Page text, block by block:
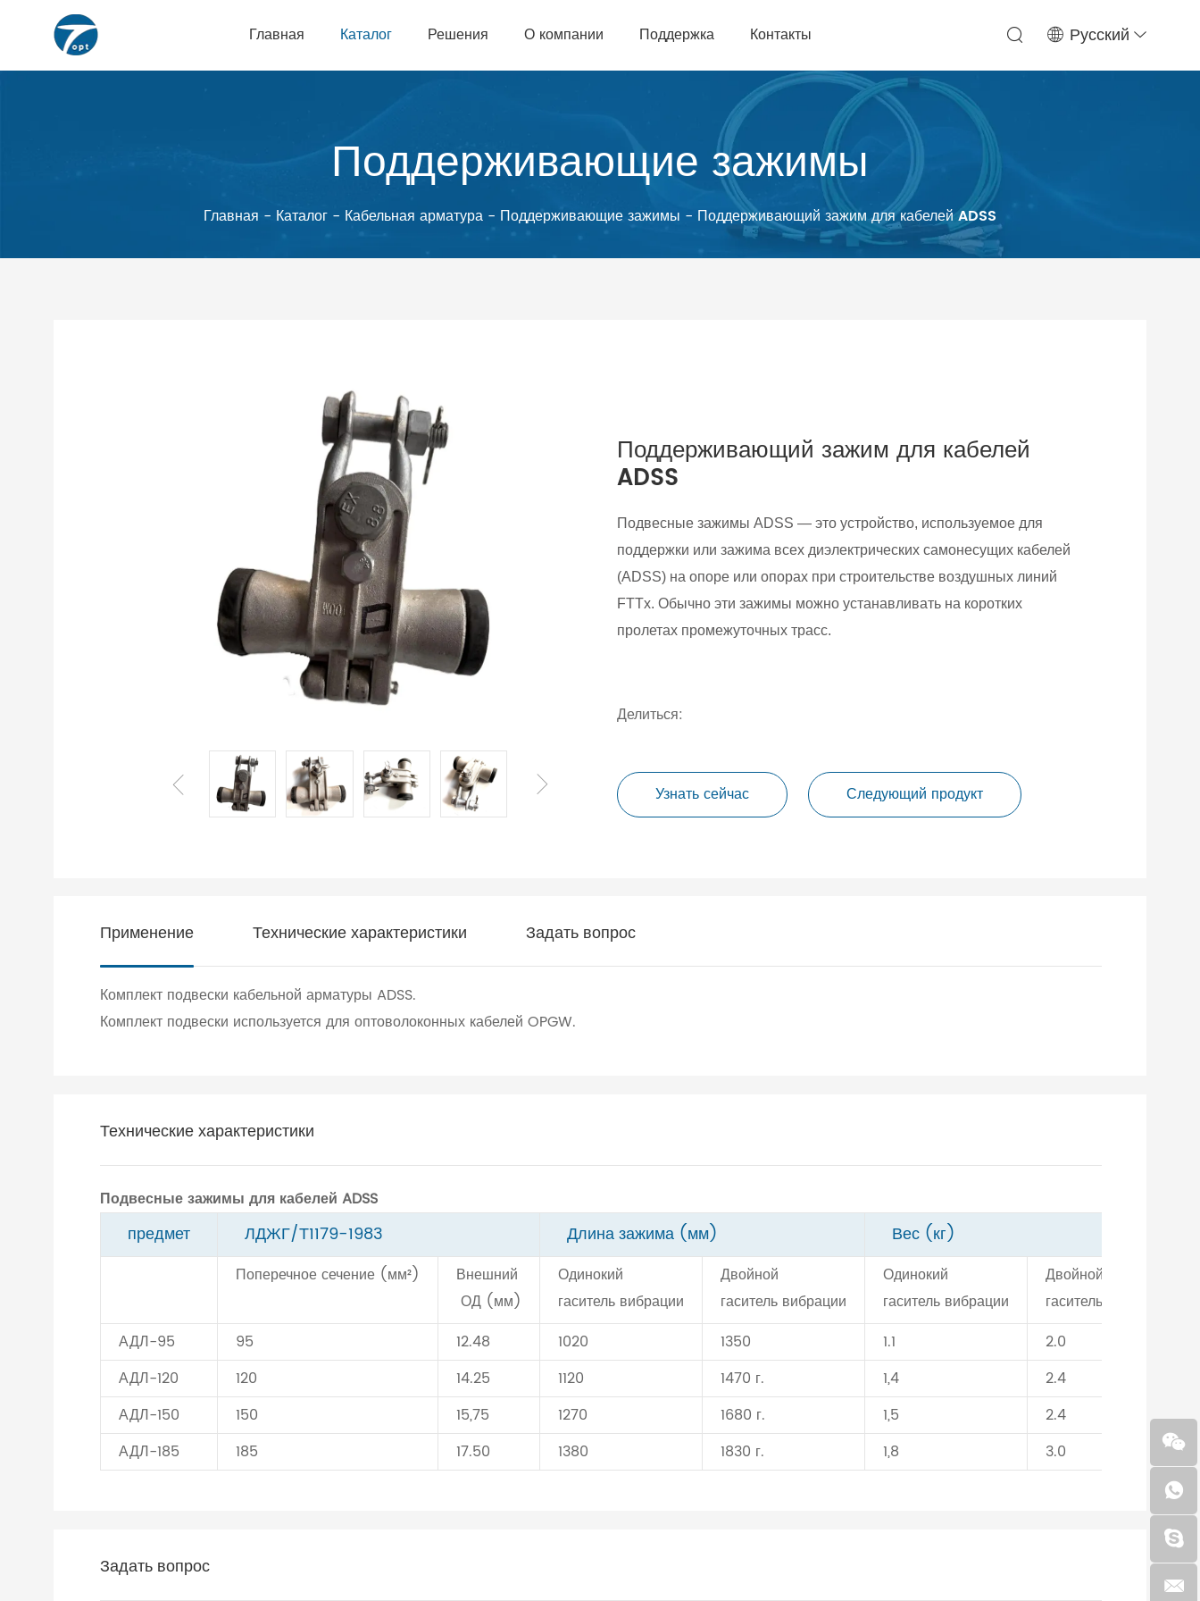
Главная Каталог Решения О компании Поддержка Контакты Русский
Поддерживающие зажимы
Главная - Каталог - Кабельная арматура - Поддерживающие зажимы - Поддерживающий зажим для кабелей ADSS
Поддерживающий зажим для кабелей
ADSS
Подвесные зажимы ADSS — это устройство, используемое для
поддержки или зажима всех диэлектрических самонесущих кабелей
(ADSS) на опоре или опорах при строительстве воздушных линий
FTTx. Обычно эти зажимы можно устанавливать на коротких
пролетах промежуточных трасс.
Делиться:
Узнать сейчас Следующий продукт
Применение Технические характеристики Задать вопрос
Комплект подвески кабельной арматуры ADSS.
Комплект подвески используется для оптоволоконных кабелей OPGW.
Технические характеристики
Подвесные зажимы для кабелей ADSS
предмет ЛДЖГ/Т1179-1983 Длина зажима (мм) Вес (кг)
Поперечное сечение (мм²)
Внешний
ОД (мм)
Одинокий
гаситель вибрации
Двойной
гаситель вибрации
Одинокий
гаситель вибрации
Двойной
гаситель вибрации
АДЛ-95
95 12.48 1020 1350 1.1
2.0
АДЛ-120
120 14.25 1120 1470 г. 1,4
2.4
АДЛ-150
150 15,75 1270 1680 г. 1,5
2.4
АДЛ-185
185 17.50 1380 1830 г. 1,8 3.0
Задать вопрос